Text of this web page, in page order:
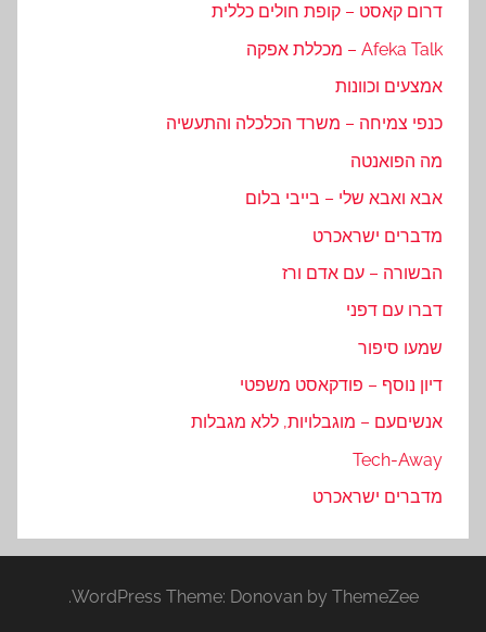
דרום קאסט – קופת חולים כללית
Afeka Talk – מכללת אפקה
אמצעים וכוונות
כנפי צמיחה – משרד הכלכלה והתעשיה
מה הפואנטה
אבא ואבא שלי – בייבי בלום
מדברים ישראכרט
הבשורה – עם אדם ורז
דברו עם דפני
שמעו סיפור
דיון נוסף – פודקאסט משפטי
אנשיםעם – מוגבלויות, ללא מגבלות
Tech-Away
מדברים ישראכרט
WordPress Theme: Donovan by ThemeZee.